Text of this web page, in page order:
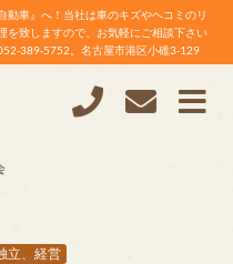
動車』へ！当社は車のキズやヘコミのリ
を致しますので、お気軽にご相談下さい
389-5752。名古屋市港区小碓3-129
立、経営